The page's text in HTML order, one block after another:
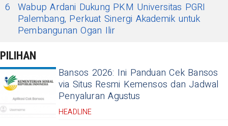
6 Wabup Ardani Dukung PKM Universitas PGRI
Palembang, Perkuat Sinergi Akademik untuk
Pembangunan Ogan Ilir
PILIHAN
Bansos 2026: Ini Panduan Cek Bansos
via Situs Resmi Kemensos dan Jadwal
Penyaluran Agustus
HEADLINE